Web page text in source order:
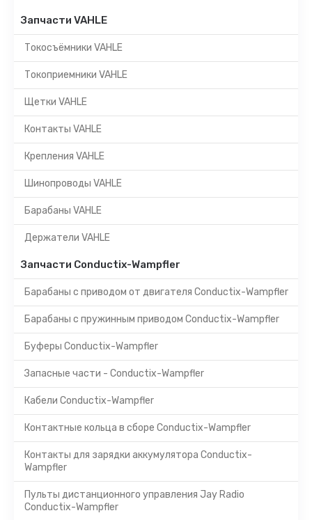
Запчасти VAHLE
Токосъёмники VAHLE
Токоприемники VAHLE
Щетки VAHLE
Контакты VAHLE
Крепления VAHLE
Шинопроводы VAHLE
Барабаны VAHLE
Держатели VAHLE
Запчасти Conductix-Wampfler
Барабаны с приводом от двигателя Conductix-Wampfler
Барабаны с пружинным приводом Conductix-Wampfler
Буферы Conductix-Wampfler
Запасные части - Conductix-Wampfler
Кабели Conductix-Wampfler
Контактные кольца в сборе Conductix-Wampfler
Контакты для зарядки аккумулятора Conductix-
Wampfler
Пульты дистанционного управления Jay Radio
Conductix-Wampfler